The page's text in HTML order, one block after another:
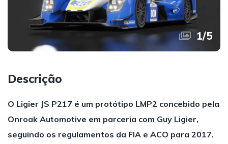
1/5
Descrição
O Ligier JS P217 é um protótipo LMP2 concebido pela
Onroak Automotive em parceria com Guy Ligier,
seguindo os regulamentos da FIA e ACO para 2017.